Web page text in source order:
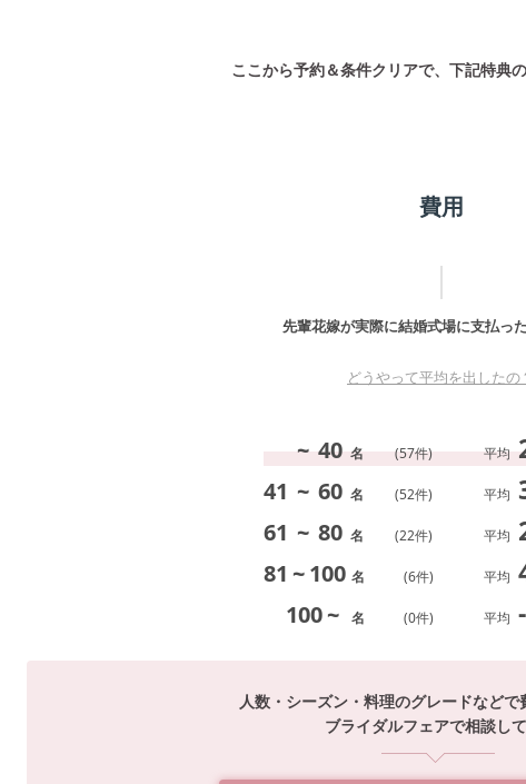
ここから予約＆条件クリアで、 下記特典
費用
先輩花嫁が実際に結婚式場に支払っ
どうやって平均を出したの
~ 40 名 (57件) 平均
41 ~ 60 名 (52件) 平均
61 ~ 80 名 (22件) 平均
81 ~ 100 名 (6件) 平均
100~ 名 (0件) 平均 -
人数・シーズン・料理のグレードなどで
ブライダルフェアで相談し